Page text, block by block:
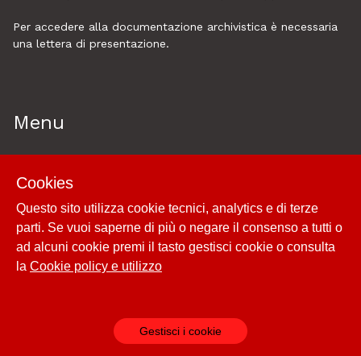
Per accedere alla documentazione archivistica è necessaria
una lettera di presentazione.
Menu
Esplora
Historytelling
Cookie policy e utilizzo
Cookies
Questo sito utilizza cookie tecnici, analytics e di terze
parti. Se vuoi saperne di più o negare il consenso a tutti o
ad alcuni cookie premi il tasto gestisci cookie o consulta
la Cookie policy e utilizzo
Gestisci i cookie